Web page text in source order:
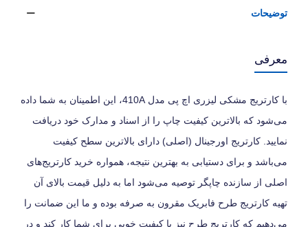
توضیحات
معرفی
با کارتریج مشکی لیزری اچ پی مدل 410A، این اطمینان به شما داده
می‌شود که بالاترین کیفیت چاپ را از اسناد و مدارک خود دریافت
نمایید. کارتریج اورجینال (اصلی) دارای بالاترین سطح کیفیت
می‌باشد و برای دستیابی به بهترین نتیجه، همواره خرید کارتریج‌های
اصلی از سازنده چاپگر توصیه می‌شود اما به دلیل قیمت بالای آن
تهیه کارتریج طرح فابریک مقرون به صرفه بوده و ما این ضمانت را
می‌دهیم که کارتریج طرح نیز با کیفیت خوبی برای شما کار کند و در